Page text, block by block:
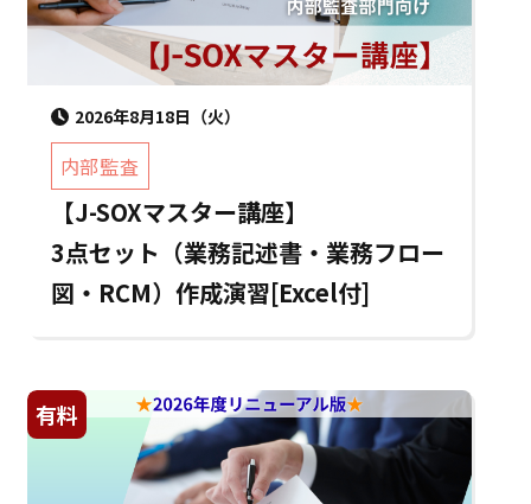
2026年8月18日（火）
内部監査
【J-SOXマスター講座】
3点セット（業務記述書・業務フロー
図・RCM）作成演習[Excel付]
有料